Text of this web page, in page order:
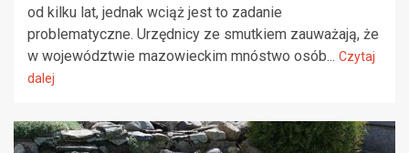
od kilku lat, jednak wciąż jest to zadanie
problematyczne. Urzędnicy ze smutkiem zauważają, że
w województwie mazowieckim mnóstwo osób... Czytaj
dalej